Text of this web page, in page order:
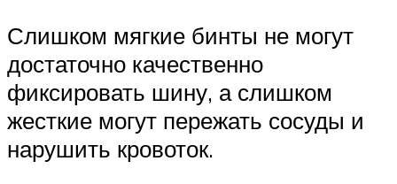
Слишком мягкие бинты не могут
достаточно качественно
фиксировать шину, а слишком
жесткие могут пережать сосуды и
нарушить кровоток.